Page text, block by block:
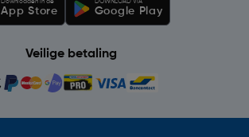
Downloaden in de
App Store
DOWNLOAD VIA
Google Play
Veilige betaling